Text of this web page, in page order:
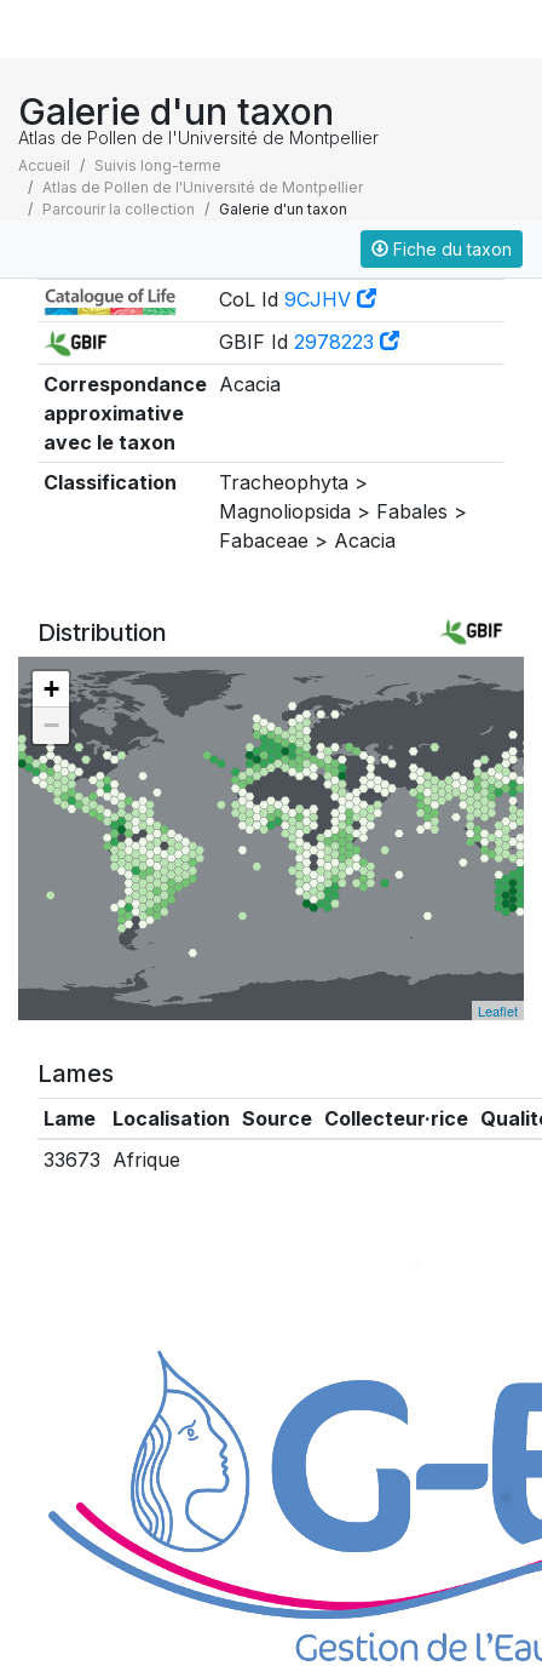
Galerie d'un taxon
Atlas de Pollen de l'Université de Montpellier
Accueil
Suivis long-terme
Atlas de Pollen de l'Université de Montpellier
Parcourir la collection
Galerie d'un taxon
Fiche du taxon
CoL Id 9CJHV
GBIF Id 2978223
Correspondance
approximative
avec le taxon
Acacia
Classification
Tracheophyta >
Magnoliopsida > Fabales >
Fabaceae > Acacia
Distribution
+
−
Leaflet
Lames
Lame Localisation Source Collecteur·rice
33673 Afrique